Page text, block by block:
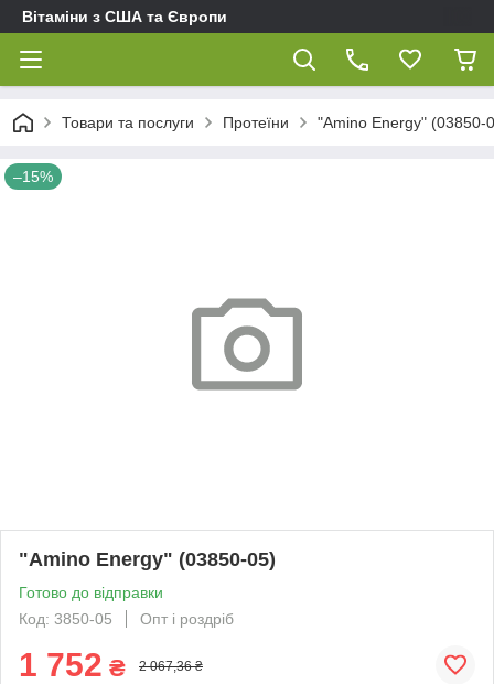
Вітаміни з США та Європи
Товари та послуги Протеїни "Amino Energy" (03850-
–15%
"Amino Energy" (03850-05)
Готово до відправки
Код: 3850-05
Опт і роздріб
1 752 ₴ 2 067,36 ₴